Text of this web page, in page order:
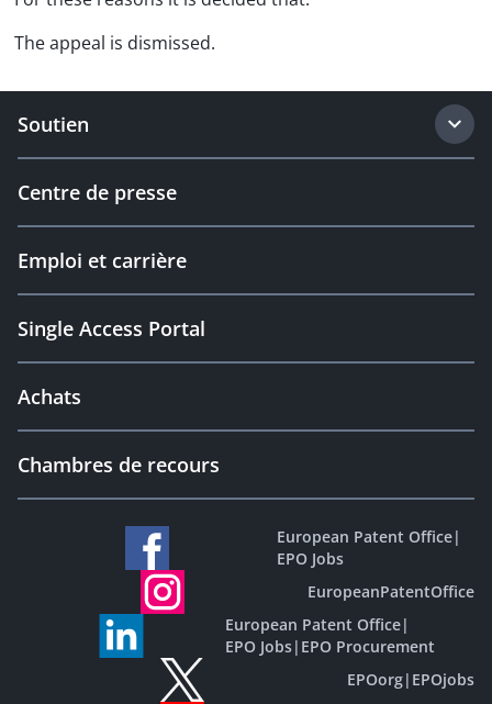
The appeal is dismissed.
Soutien
Centre de presse
Emploi et carrière
Single Access Portal
Achats
Chambres de recours
European Patent Office|
EPO Jobs
EuropeanPatentOffice
European Patent Office|
EPO Jobs| EPO Procurement
EPOorg| EPOjobs